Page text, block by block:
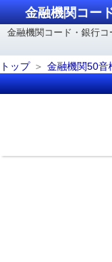
金融機関コー
金融機関コード・銀行
トップ
金融機関50音